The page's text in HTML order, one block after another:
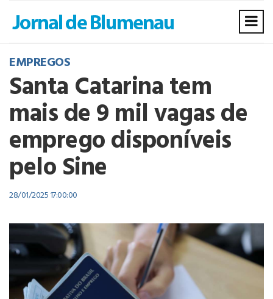
EMPREGOS
Santa Catarina tem
mais de 9 mil vagas de
emprego disponíveis
pelo Sine
28/01/2025 17:00:00